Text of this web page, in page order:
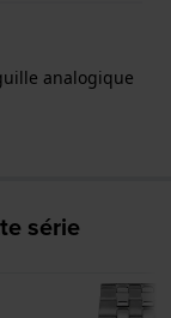
analogique
série